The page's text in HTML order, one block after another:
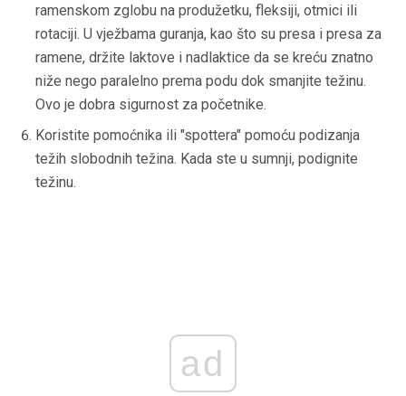
ramenskom zglobu na produžetku, fleksiji, otmici ili
rotaciji. U vježbama guranja, kao što su presa i presa za
ramene, držite laktove i nadlaktice da se kreću znatno
niže nego paralelno prema podu dok smanjite težinu.
Ovo je dobra sigurnost za početnike.
Koristite pomoćnika ili "spottera" pomoću podizanja
težih slobodnih težina. Kada ste u sumnji, podignite
težinu.
ad